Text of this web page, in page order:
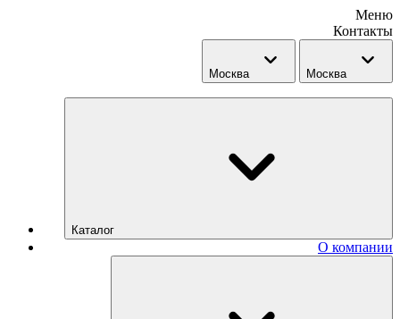
Меню
Контакты
Москва Москва
Каталог
О компании